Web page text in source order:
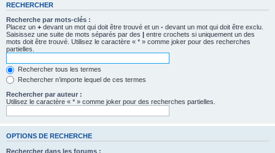
e
RECHERCHER
Recherche par mots-clés :
Placez un + devant un mot qui doit être trouvé et un - devant un mot qui doit être exclu.
Saisissez une suite de mots séparés par des | entre crochets si uniquement un des
mots doit être trouvé. Utilisez le caractère « * » comme joker pour des recherches
partielles.
Rechercher tous les termes
Rechercher n’importe lequel de ces termes
Rechercher par auteur :
Utilisez le caractère « * » comme joker pour des recherches partielles.
OPTIONS DE RECHERCHE
Rechercher dans les forums :